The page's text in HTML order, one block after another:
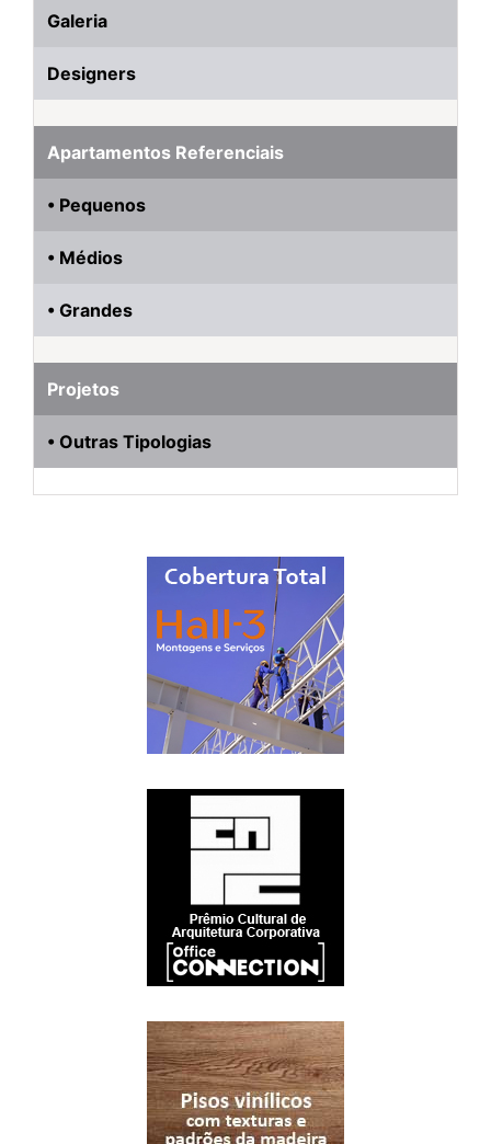
Galeria
Designers
Apartamentos Referenciais
• Pequenos
• Médios
• Grandes
Projetos
• Outras Tipologias